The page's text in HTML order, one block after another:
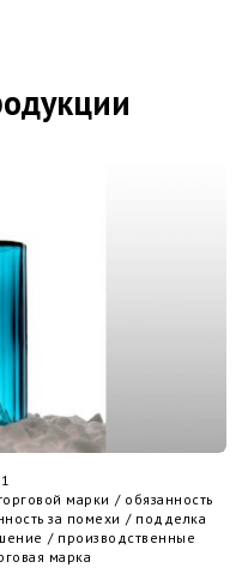
марки / обязанность
за помехи / подделка
/ производственные
марка